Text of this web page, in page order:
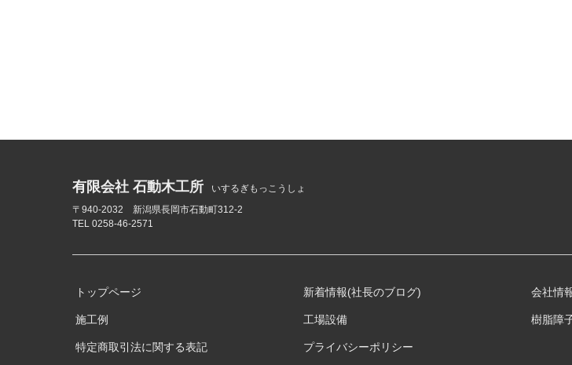
有限会社 石動木工所
いするぎもっこうしょ
〒940-2032 新潟県長岡市石動町312-2
TEL 0258-46-2571
トップページ 新着情報(社長のブログ) 会社情
施工例 工場設備 樹脂障
特定商取引法に関する表記 プライバシーポリシー